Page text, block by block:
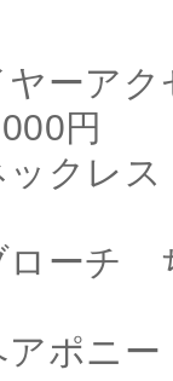
ヤーア
円
ックレ
ローチ
アポニ